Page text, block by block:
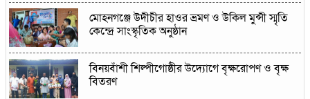
মোহনগঞ্জে উদীচীর হাওর ভ্রমণ ও উকিল মুন্সী স্মৃতি
কেন্দ্রে সাংস্কৃতিক অনুষ্ঠান
বিনয়বাঁশী শিল্পীগোষ্ঠীর উদ্যোগে বৃক্ষরোপণ ও বৃক্ষ
বিতরণ